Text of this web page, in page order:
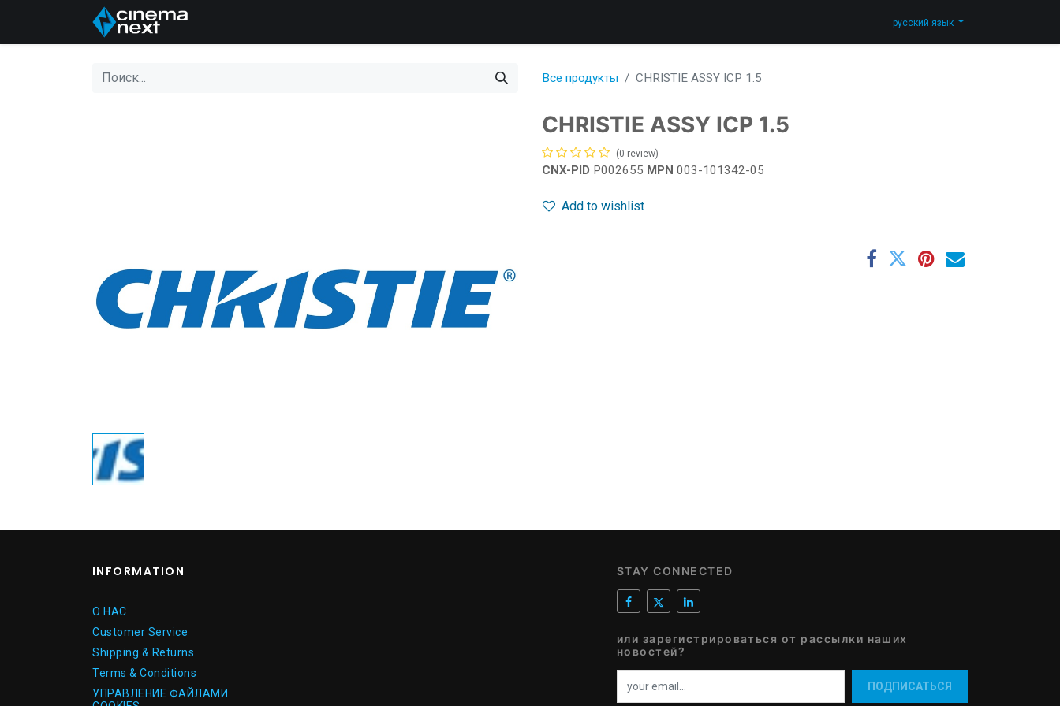
Свяжитесь с нами Shop
русский язык
Все продукты CHRISTIE ASSY ICP 1.5
CHRISTIE ASSY ICP 1.5
(0 review)
CNX-PID P002655 MPN 003-101342-05
Add to wishlist
INFORMATION
О НАС
Customer Service
Shipping & Returns
Terms & Conditions
УПРАВЛЕНИЕ ФАЙЛАМИ
STAY CONNECTED
или зарегистрироваться от рассылки наших
новостей?
ПОДПИСАТЬСЯ